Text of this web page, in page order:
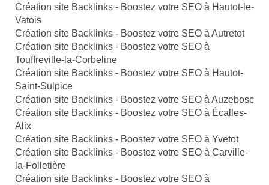
Création site Backlinks - Boostez votre SEO à Hautot-le-
Vatois
Création site Backlinks - Boostez votre SEO à Autretot
Création site Backlinks - Boostez votre SEO à
Touffreville-la-Corbeline
Création site Backlinks - Boostez votre SEO à Hautot-
Saint-Sulpice
Création site Backlinks - Boostez votre SEO à Auzebosc
Création site Backlinks - Boostez votre SEO à Écalles-
Alix
Création site Backlinks - Boostez votre SEO à Yvetot
Création site Backlinks - Boostez votre SEO à Carville-
la-Folletière
Création site Backlinks - Boostez votre SEO à